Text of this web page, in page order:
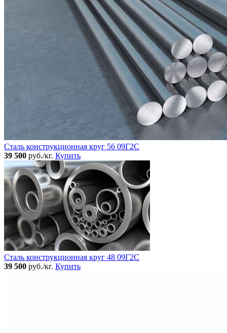
Сталь конструкционная круг 56 09Г2С
39 500 руб./кг. Купить
Сталь конструкционная круг 48 09Г2С
39 500 руб./кг. Купить